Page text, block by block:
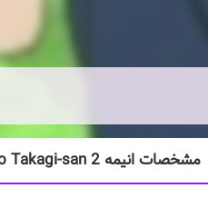
مشخصات انیمه Karakai Jouzu no Takagi-san 2